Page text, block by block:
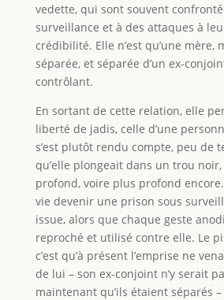
vedette, qui sont souvent
surveillance et à des attaques à
crédibilité. Elle n’est qu’une mère,
séparée, et séparée d’un ex-
contrôlant.
En sortant de cette relation, elle
liberté de jadis, celle d’une
s’est plutôt rendu compte, peu de
qu’elle plongeait dans un trou
profond, voire plus profond
vie devenir une prison sous
issue, alors que chaque geste
reproché et utilisé contre elle. Le
c’est qu’à présent l’emprise ne
de lui – son ex-conjoint n’y serait
maintenant qu’ils étaient séparés